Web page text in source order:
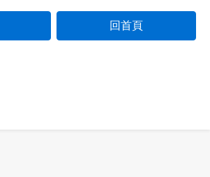
回首頁